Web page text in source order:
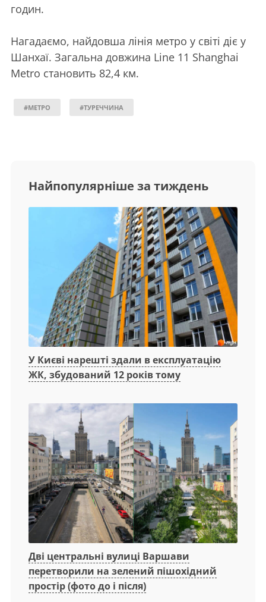
годин.
Нагадаємо, найдовша лінія метро у світі діє у
Шанхаї. Загальна довжина Line 11 Shanghai
Metro становить 82,4 км.
#МЕТРО #ТУРЕЧЧИНА
Найпопулярніше за тиждень
У Києві нарешті здали в експлуатацію
ЖК, збудований 12 років тому
Дві центральні вулиці Варшави
перетворили на зелений пішохідний
простір (фото до і після)